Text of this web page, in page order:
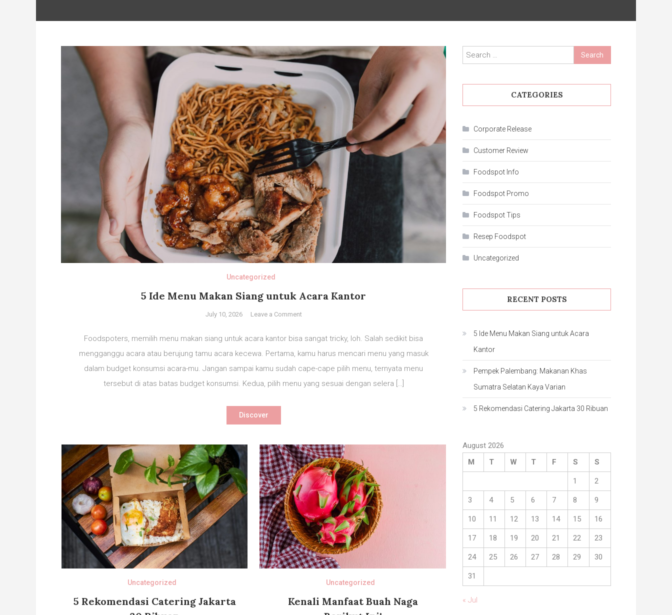
Uncategorized
5 Ide Menu Makan Siang untuk Acara Kantor
July 10, 2026 Leave a Commenton
Ide
Makan
Siang
untuk
Foodspoters, memilih menu makan siang untuk acara kantor bisa sangat tricky, loh. Salah sedikit bisa
mengganggu acara atau berujung tamu acara kecewa. Pertama, kamu harus mencari menu yang masuk
dalam budget konsumsi acara-mu. Jangan sampai kamu sudah cape-cape pilih menu, ternyata menu
tersebut di atas batas budget konsumsi. Kedua, pilih menu yang sesuai dengan selera […]
Discover
Uncategorized
5 Rekomendasi Catering Jakarta
Uncategorized
Kenali Manfaat Buah Naga
Search
for:
CATEGORIES
Corporate Release
Customer Review
Foodspot Info
Foodspot Promo
Foodspot Tips
Resep Foodspot
Uncategorized
RECENT POSTS
5 Ide Menu Makan Siang untuk Acara
Kantor
Pempek Palembang: Makanan Khas
Sumatra Selatan Kaya Varian
5 Rekomendasi Catering Jakarta 30 Ribuan
August 2026
M
T W T F S S
1 2
3 4 5 6 7 8 9
10 11 12 13 14 15 16
17 18 19 20 21 22 23
24 25 26 27 28 29 30
31
« Jul